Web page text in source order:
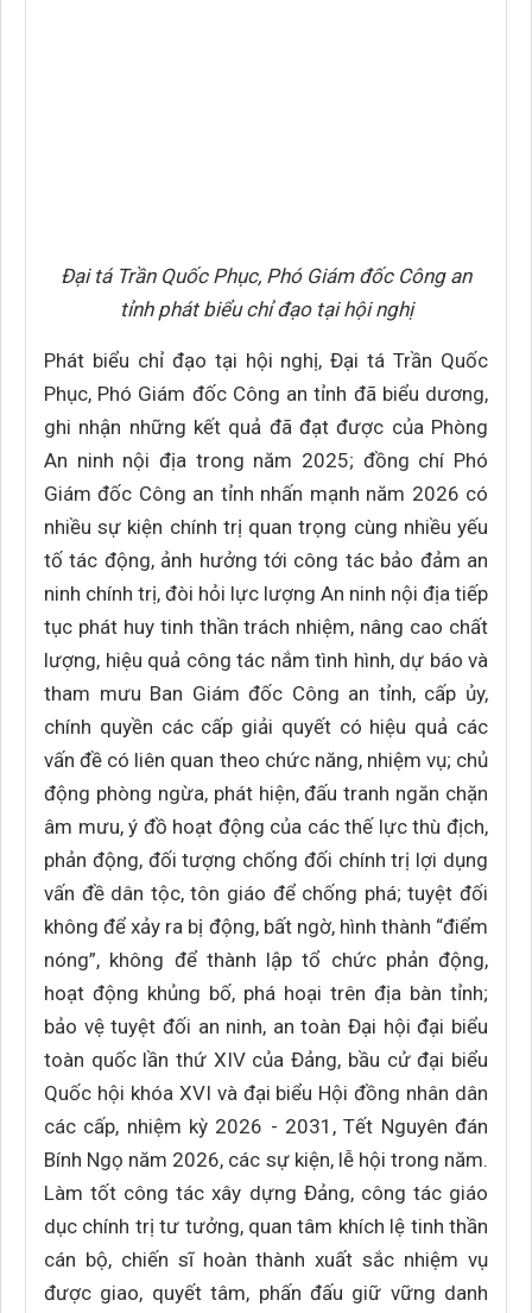
Đại tá Trần Quốc Phục, Phó Giám đốc Công an
tỉnh phát biểu chỉ đạo tại hội nghị
Phát biểu chỉ đạo tại hội nghị, Đại tá Trần Quốc
Phục, Phó Giám đốc Công an tỉnh đã biểu dương,
ghi nhận những kết quả đã đạt được của Phòng
An ninh nội địa trong năm 2025; đồng chí Phó
Giám đốc Công an tỉnh nhấn mạnh năm 2026 có
nhiều sự kiện chính trị quan trọng cùng nhiều yếu
tố tác động, ảnh hưởng tới công tác bảo đảm an
ninh chính trị, đòi hỏi lực lượng An ninh nội địa tiếp
tục phát huy tinh thần trách nhiệm, nâng cao chất
lượng, hiệu quả công tác nắm tình hình, dự báo và
tham mưu Ban Giám đốc Công an tỉnh, cấp ủy,
chính quyền các cấp giải quyết có hiệu quả các
vấn đề có liên quan theo chức năng, nhiệm vụ; chủ
động phòng ngừa, phát hiện, đấu tranh ngăn chặn
âm mưu, ý đồ hoạt động của các thế lực thù địch,
phản động, đối tượng chống đối chính trị lợi dụng
vấn đề dân tộc, tôn giáo để chống phá; tuyệt đối
không để xảy ra bị động, bất ngờ, hình thành “điểm
nóng”, không để thành lập tổ chức phản động,
hoạt động khủng bố, phá hoại trên địa bàn tỉnh;
bảo vệ tuyệt đối an ninh, an toàn Đại hội đại biểu
toàn quốc lần thứ XIV của Đảng, bầu cử đại biểu
Quốc hội khóa XVI và đại biểu Hội đồng nhân dân
các cấp, nhiệm kỳ 2026 - 2031, Tết Nguyên đán
Bính Ngọ năm 2026, các sự kiện, lễ hội trong năm.
Làm tốt công tác xây dựng Đảng, công tác giáo
dục chính trị tư tưởng, quan tâm khích lệ tinh thần
cán bộ, chiến sĩ hoàn thành xuất sắc nhiệm vụ
được giao, quyết tâm, phấn đấu giữ vững danh